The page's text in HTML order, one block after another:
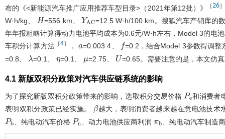
布的《<新能源汽车推广应用推荐车型目录>（2021年第12批）》
［26］
W·h/kg、 H =556 km、 YAC=12.5 W·h/100 km。搜狐汽车产销库的
年年报粗略计算得动力电池平均成本为0.6元/W·h左右，Model 3的电
车积分计算方法 ［4］ ， a=0.003 4、 f =0.2，结合Model 3参数得调整
=0.8、
λ=0.1、 η=0.1、 μ=2.75、 U=0.65。需要注意的是，本文仿
4.1 新版双积分政策对汽车供应链系统的影响
为了探究新版双积分政策带来的影响，选取积分交易价格 Pe和消费者
表明双积分政策已经实施。
β越大，表明消费者越来越在意电池技术
Pb 、纯电动汽车价格 Pn 、动力电池供应商利润 πb 、纯电动汽车制造